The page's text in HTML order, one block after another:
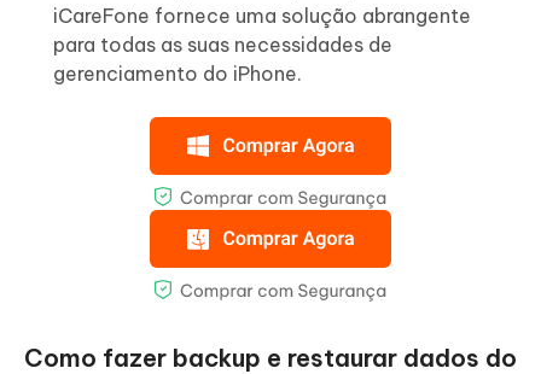
iCareFone fornece uma solução abrangente
para todas as suas necessidades de
gerenciamento do iPhone.
Como fazer backup e restaurar dados do